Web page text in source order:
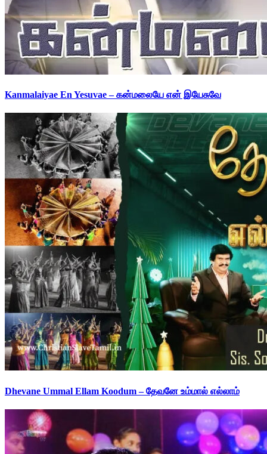
Kanmalaiyae En Yesuvae – கன்மலையே என் இயேசுவே
Dhevane Ummal Ellam Koodum – தேவனே உம்மால் எல்லாம்